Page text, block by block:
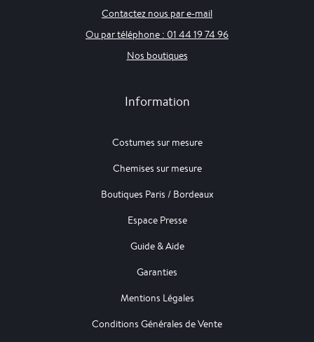
Contactez nous par e-mail
Ou par téléphone : 01 44 19 74 96
Nos boutiques
Information
Costumes sur mesure
Chemises sur mesure
Boutiques Paris / Bordeaux
Espace Presse
Guide & Aide
Garanties
Mentions Légales
Conditions Générales de Vente